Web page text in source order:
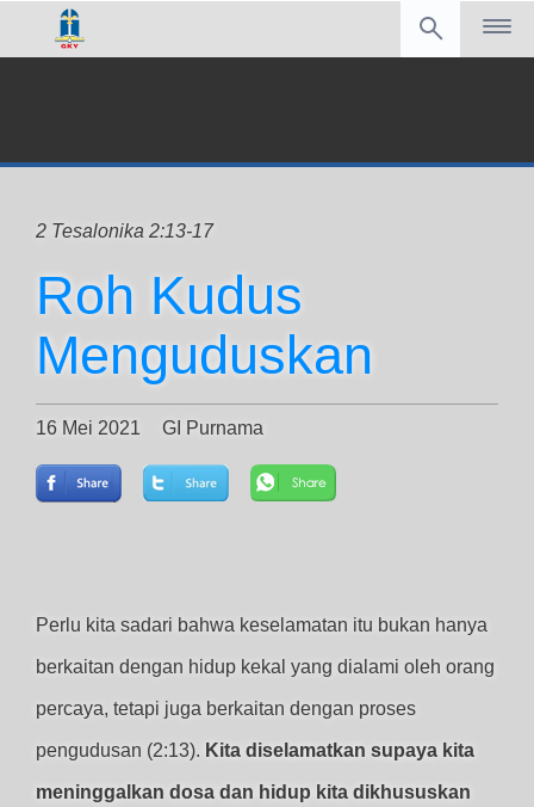
2 Tesalonika 2:13-17
Roh Kudus
Menguduskan
16 Mei 2021 GI Purnama
Perlu kita sadari bahwa keselamatan itu bukan hanya
berkaitan dengan hidup kekal yang dialami oleh orang
percaya, tetapi juga berkaitan dengan proses
pengudusan (2:13). Kita diselamatkan supaya kita
meninggalkan dosa dan hidup kita dikhususkan